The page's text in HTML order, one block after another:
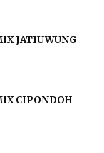
JATIUWUNG
CIPONDOH